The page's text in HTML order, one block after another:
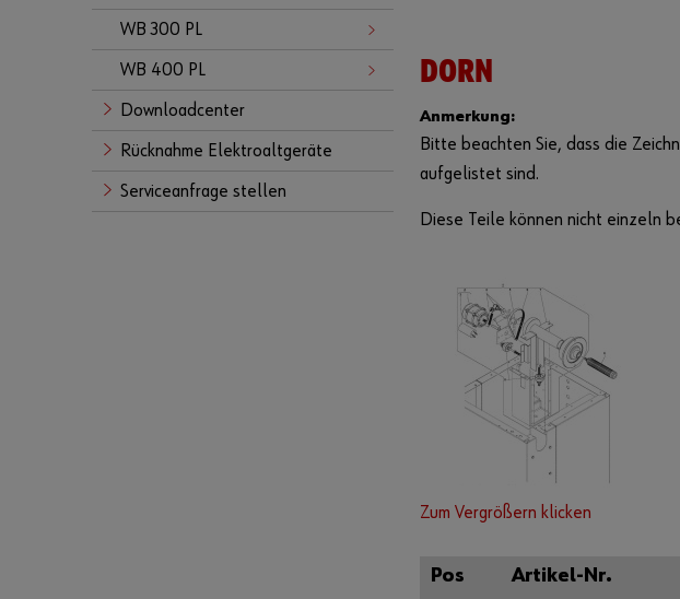
WB 300 PL
WB 400 PL
Downloadcenter
Rücknahme Elektroaltgeräte
Serviceanfrage stellen
DORN
Anmerkung:
Bitte beachten Sie, dass die
aufgelistet sind.
Diese Teile können nicht einzeln
Zum Vergrößern klicken
Pos Artikel-Nr.